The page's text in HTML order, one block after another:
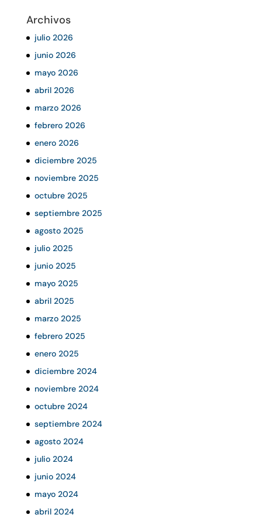
Archivos
julio 2026
junio 2026
mayo 2026
abril 2026
marzo 2026
febrero 2026
enero 2026
diciembre 2025
noviembre 2025
octubre 2025
septiembre 2025
agosto 2025
julio 2025
junio 2025
mayo 2025
abril 2025
marzo 2025
febrero 2025
enero 2025
diciembre 2024
noviembre 2024
octubre 2024
septiembre 2024
agosto 2024
julio 2024
junio 2024
mayo 2024
abril 2024